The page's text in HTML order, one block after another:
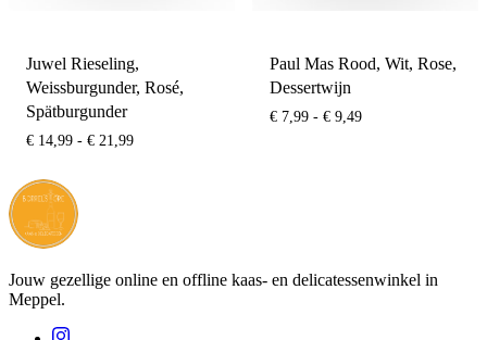
Juwel Rieseling,
Weissburgunder, Rosé,
Spätburgunder
€ 14,99 - € 21,99Prijsklasse:
Paul Mas Rood, Wit, Rose,
Dessertwijn
€ 7,99 - € 9,49Prijsklasse:
Jouw gezellige online en offline kaas- en delicatessenwinkel in
Meppel.